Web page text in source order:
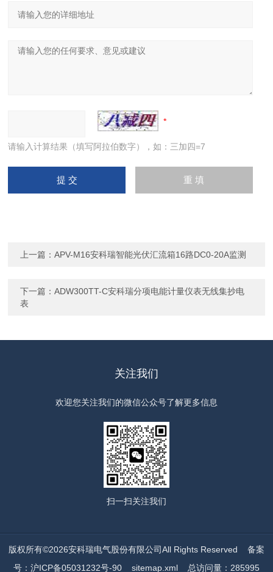
请输入计算结果（填写阿拉伯数字），如：三加四=7
上一篇：APV-M16安科瑞智能光伏汇流箱16路DC0-20A监测
下一篇：ADW300TT-C安科瑞分项电能计量仪表无线集抄电
表
关注我们
欢迎您关注我们的微信公众号了解更多信息
扫一扫关注我们
版权所有©2026安科瑞电气股份有限公司All Rights Reserved 备案
号：沪ICP备05031232号-90
sitemap.xml总访问量：285995